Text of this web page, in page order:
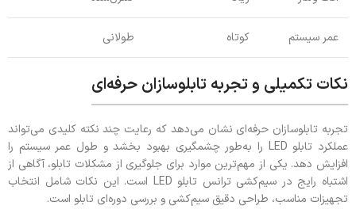
عمر سیستم کوتاه طولانی
نکات تکمیلی و تجربه تابلو‌سازان حرفه‌ای
تجربه تابلو‌سازان حرفه‌ای نشان می‌دهد که رعایت چند نکته کلیدی می‌تواند
عملکرد تابلو LED را به‌طور چشمگیری بهبود بخشد و طول عمر سیستم را
افزایش دهد. یکی از مهم‌ترین موارد برای جلوگیری از مشکلات تابلو، آگاهی از
اشتباه رایج در سیم‌کشی ترانس تابلو LED است. این نکات شامل انتخاب
تجهیزات مناسب، طراحی دقیق سیم‌کشی و بررسی دوره‌ای تابلو است.